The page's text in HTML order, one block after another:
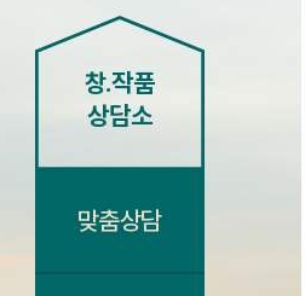
창.작품
상담소
맞춤상담